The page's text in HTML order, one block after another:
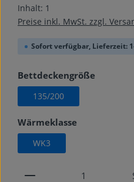
Inhalt: 1
Preise inkl. MwSt. zzgl.
Sofort verfügbar, Lieferzeit:
Bettdeckengröße
135/200
Wärmeklasse
WK3
Produkt Anzahl: Gib